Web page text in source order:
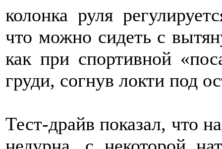
колонка руля
что можно сидеть с
как при спортивной
груди, согнув локти под
Тест-драйв показал, что